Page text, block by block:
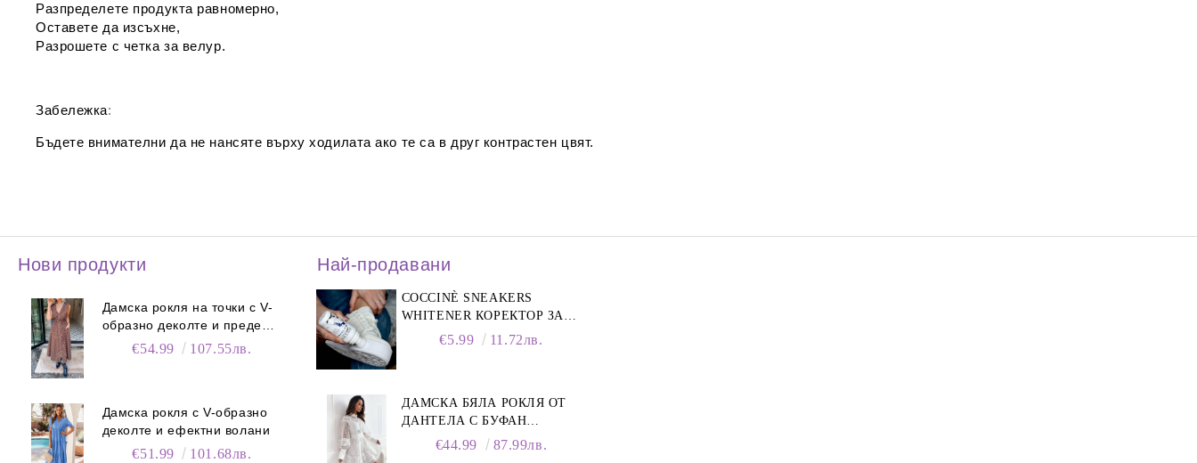
Разпределете продукта равномерно,
Оставете да изсъхне,
Разрошете с четка за велур.
Забележка:
Бъдете внимателни да не нансяте върху ходилата ако те са в друг контрастен цвят.
Нови продукти
Дамска рокля на точки с V-
образно деколте и преден
€54.99 107.55лв.
Дамска рокля с V-образно
деколте и ефектни волани
€51.99 101.68лв.
Най-продавани
COCCINÈ SNEAKERS
WHITENER КОРЕКТОР ЗА
БЕЛИ МАРАТОНКИ, 75 ML
€5.99 11.72лв.
ДАМСКА БЯЛА РОКЛЯ ОТ
ДАНТЕЛА С БУФАН
РЪКАВИ И ЯКА
€44.99 87.99лв.